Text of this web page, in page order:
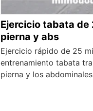
Ejercicio tabata de
pierna y abs
Ejercicio rápido de 25
entrenamiento tabata
pierna y los